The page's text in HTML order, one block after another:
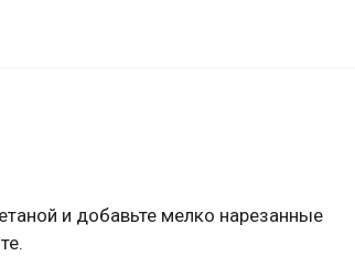
и добавьте мелко нарезанные